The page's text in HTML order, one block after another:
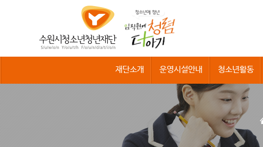
청
소
년
년
재
단
재단소개 운영시설안내 청소년활동